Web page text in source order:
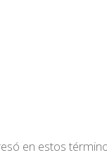
en estos